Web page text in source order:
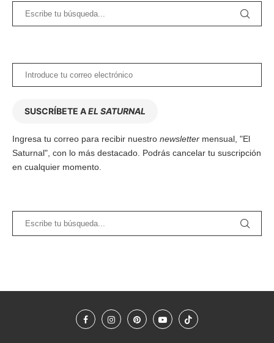
SUSCRÍBETE AEL SATURNAL
Ingresa tu correo para recibir nuestro newsletter mensual, "El
Saturnal", con lo más destacado. Podrás cancelar tu suscripción
en cualquier momento.